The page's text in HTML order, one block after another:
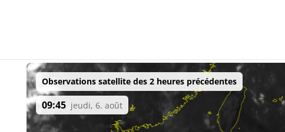
Observations satellite des 2 heures précédentes
09:45 jeudi, 6. août